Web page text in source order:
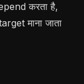
करता है,
माना जाता